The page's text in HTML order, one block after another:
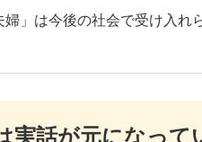
婦」は今後の社会で受け入れ
実話が元になって